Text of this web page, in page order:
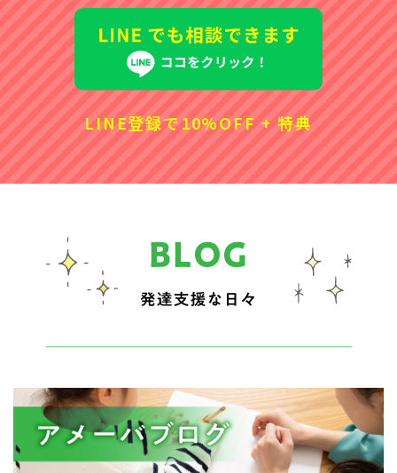
LINE登録で10%OFF + 特典